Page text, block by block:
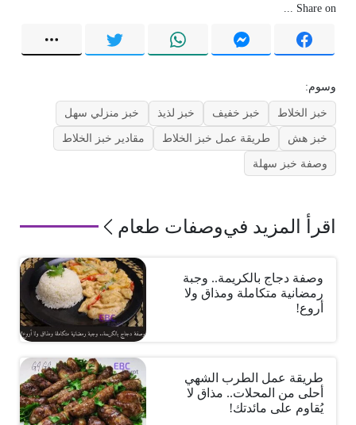
Share on ...
وسوم:
خبز الخلاط خبز خفيف خبز لذيذ
خبز منزلي سهل
خبز هش
طريقة عمل خبز الخلاط
مقادير خبز الخلاط
وصفة خبز سهلة
اقرأ المزيد فيوصفات طعام
وصفة دجاج بالكريمة.. وجبة
رمضانية متكاملة ومذاق ولا
أروع!
طريقة عمل الطرب الشهي
أحلى من المحلات.. مذاق لا
يُقاوم على مائدتك!